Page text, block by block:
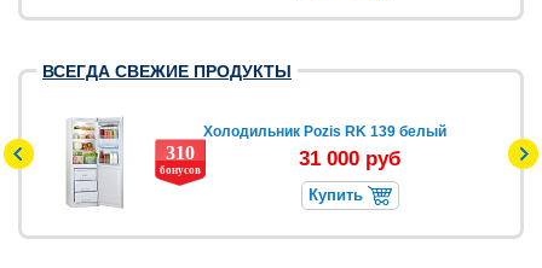
ВСЕГДА СВЕЖИЕ ПРОДУКТЫ
310
бонусов
Холодильник Pozis RK 139 белый
31 000 руб
Купить